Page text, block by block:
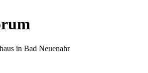
in Bad Neuenahr